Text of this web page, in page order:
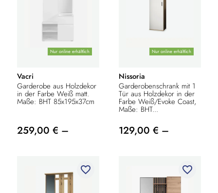
Nur online erhältlich
Vacri
Garderobe aus Holzdekor
in der Farbe Weiß matt.
Maße: BHT 85x195x37cm
259,00 € –
Nur online erhältlich
Nissoria
Garderobenschrank mit 1
Tür aus Holzdekor in der
Farbe Weiß/Evoke Coast,
Maße: BHT...
129,00 € –
favorite_border favorite_border